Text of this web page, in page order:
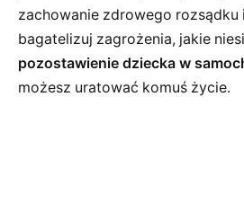
zachowanie zdrowego rozsądku
bagatelizuj zagrożenia, jakie
pozostawienie dziecka w
możesz uratować komuś życie.